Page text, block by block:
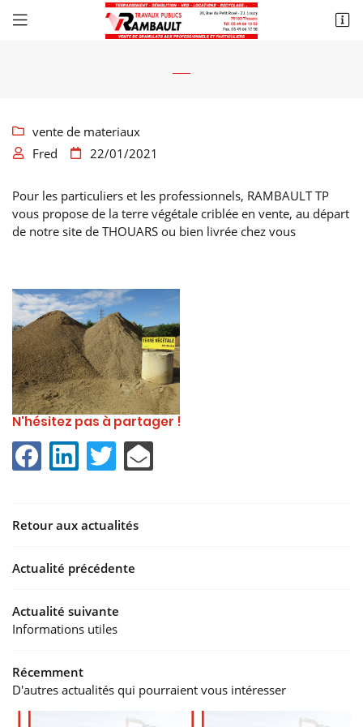
20 rue du Petit Rosé
 vente de materiaux
 Fred  22/01/2021
Pour les particuliers et les professionnels, RAMBAULT TP
vous propose de la terre végétale criblée en vente, au départ
de notre site de THOUARS ou bien livrée chez vous
N'hésitez pas à partager !
Retour aux actualités
Actualité précédente
Actualité suivante
Informations utiles
Récemment
D'autres actualités qui pourraient vous intéresser